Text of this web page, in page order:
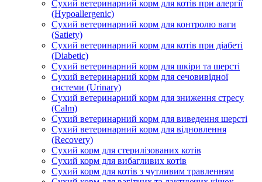
Сухий ветеринарний корм для котів при алергії
(Hypoallergenic)
Сухий ветеринарний корм для контролю ваги
(Satiety)
Сухий ветеринарний корм для котів при діабеті
(Diabetic)
Сухий ветеринарний корм для шкіри та шерсті
Сухий ветеринарний корм для сечовивідної
системи (Urinary)
Сухий ветеринарний корм для зниження стресу
(Calm)
Сухий ветеринарний корм для виведення шерсті
Сухий ветеринарний корм для відновлення
(Recovery)
Сухий корм для стерилізованих котів
Сухий корм для вибагливих котів
Сухий корм для котів з чутливим травленням